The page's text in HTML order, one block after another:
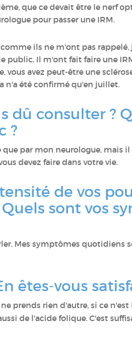
que ce devait être le nerf
pour passer une IRM.
ils ne m'ont pas rappelé,
public. Il m'ont fait faire une
avez peut-être une
n'a été confirmé qu'en juillet.
dû consulter ?
?
que par mon neurologue, mais
devez faire dans votre vie.
de vos
sont vos
Mes symptômes quotidiens
êtes-vous
prends rien d'autre, si ce
de l'acide folique. C'est